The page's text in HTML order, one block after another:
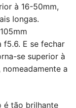
à 16-50mm,
longas.
f5.6. E se fechar
se superior à
a
é tão brilhante